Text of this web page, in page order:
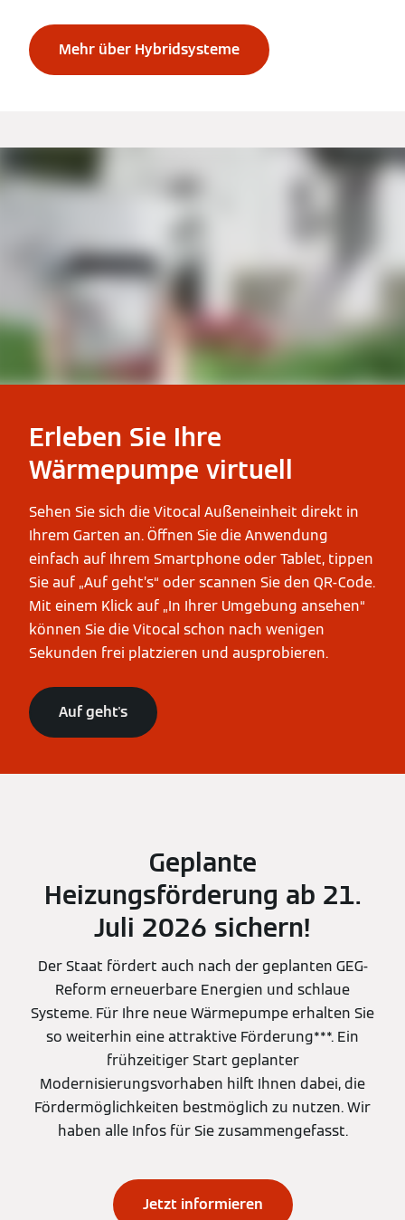
Mehr über Hybridsysteme
Erleben Sie Ihre
Wärmepumpe virtuell
Sehen Sie sich die Vitocal Außeneinheit direkt in
Ihrem Garten an. Öffnen Sie die Anwendung
einfach auf Ihrem Smartphone oder Tablet, tippen
Sie auf „Auf geht’s“ oder scannen Sie den QR‑Code.
Mit einem Klick auf „In Ihrer Umgebung ansehen“
können Sie die Vitocal schon nach wenigen
Sekunden frei platzieren und ausprobieren.
Auf geht's
Geplante
Heizungsförderung ab 21.
Juli 2026 sichern!
Der Staat fördert auch nach der geplanten GEG-
Reform erneuerbare Energien und schlaue
Systeme. Für Ihre neue Wärmepumpe erhalten Sie
so weiterhin eine attraktive Förderung***. Ein
frühzeitiger Start geplanter
Modernisierungsvorhaben hilft Ihnen dabei, die
Fördermöglichkeiten bestmöglich zu nutzen. Wir
haben alle Infos für Sie zusammengefasst.
Jetzt informieren